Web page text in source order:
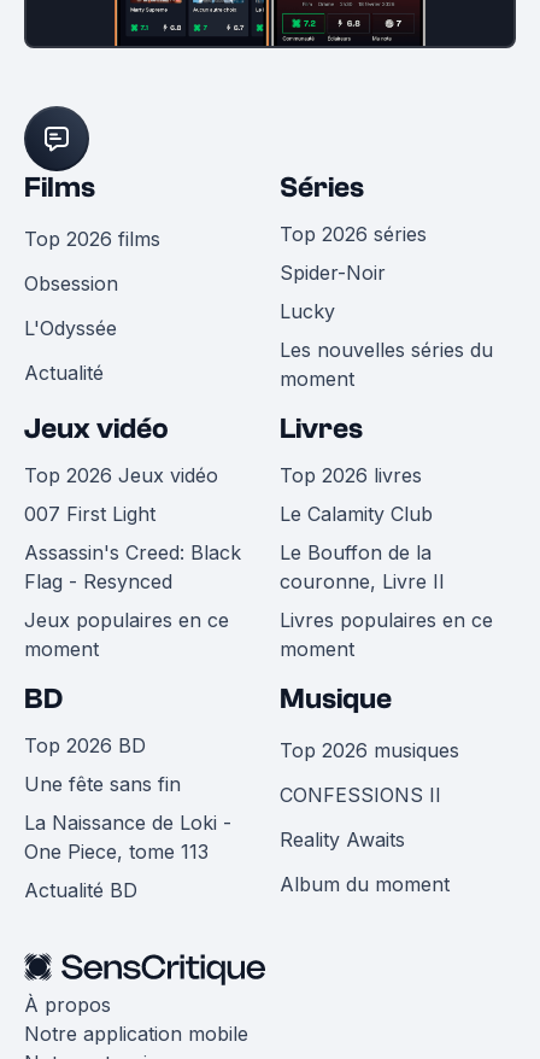
Films
Top 2026 films
Obsession
L'Odyssée
Actualité
Séries
Top 2026 séries
Spider-Noir
Lucky
Les nouvelles séries du
moment
Jeux vidéo
Top 2026 Jeux vidéo
007 First Light
Assassin's Creed: Black
Flag - Resynced
Jeux populaires en ce
moment
Livres
Top 2026 livres
Le Calamity Club
Le Bouffon de la
couronne, Livre II
Livres populaires en ce
moment
BD
Top 2026 BD
Une fête sans fin
La Naissance de Loki -
One Piece, tome 113
Actualité BD
Musique
Top 2026 musiques
CONFESSIONS II
Reality Awaits
Album du moment
À propos
Notre application mobile